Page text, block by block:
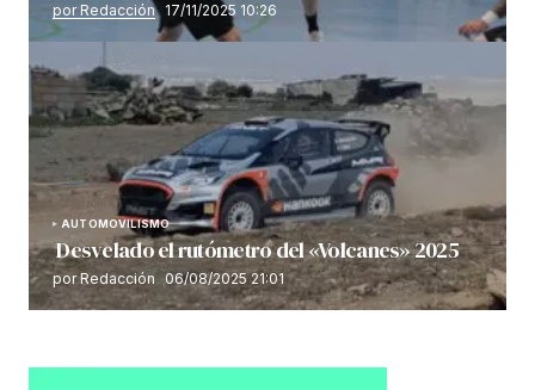
por Redacción 17/11/2025 10:26
AUTOMOVILISMO
Desvelado el rutómetro del «Volcanes» 2025
por Redacción 06/08/2025 21:01